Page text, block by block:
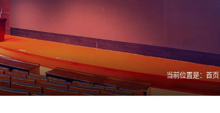
当前位置是： 首页